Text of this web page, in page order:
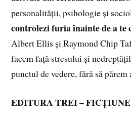
personalității, psihologie și
controlezi furia înainte de a te
Albert Ellis și Raymond Chip
facem față stresului și
punctul de vedere, fără să părem
EDITURA TREI– FICȚIUNE